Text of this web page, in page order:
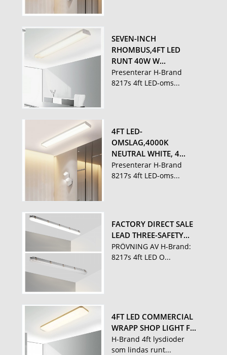
SEVEN-INCH
RHOMBUS,4FT LED
RUNT 40W W...
Presenterar H-Brand
8217s 4ft LED-oms...
4FT LED-
OMSLAG,4000K
NEUTRAL WHITE, 4...
Presenterar H-Brand
8217s 4ft LED-oms...
FACTORY DIRECT SALE
LEAD THREE-SAFETY...
PRÖVNING AV H-Brand:
8217s 4ft LED O...
4FT LED COMMERCIAL
WRAPP SHOP LIGHT F...
H-Brand 4ft lysdioder
som lindas runt...